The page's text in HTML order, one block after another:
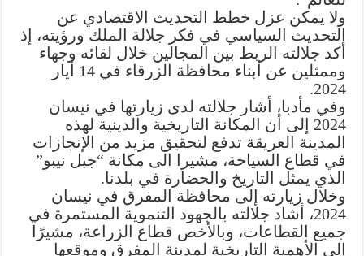
ولا يمكن عزل خطط التحديث الاقتصادي عن
التحديث السياسي في فكر جلالة الملك ورؤيته، إذ
أكد جلالته الربط بين المجالين خلال لقائه وجهاء
وممثلين عن أبناء محافظة الزرقاء في 14 أيار
2024.
وفي مأدبا، أشار جلالته لدى زيارتها في نيسان
2024 إلى أن المكانة التاريخية والدينية لهذه
المدينة العريقة تدفع لتحقيق مزيد من الإنجازات
في قطاع السياحة، مشيرا الى مكانة “جبل نيبو”
الذي يمثل التاريخ والحضارة في بلدنا.
وخلال زيارته إلى محافظة المفرق في نيسان
2024، أشاد جلالته بالجهود التنموية المستمرة في
جميع القطاعات، وبالأخص قطاع الزراعة، مشيرًا
إلى الأهمية التاريخية لمدينة المفرق وموقعها